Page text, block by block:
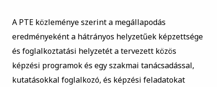
A PTE közleménye szerint a megállapodás
eredményeként a hátrányos helyzetűek képzettsége
és foglalkoztatási helyzetét a tervezett közös
képzési programok és egy szakmai tanácsadással,
kutatásokkal foglalkozó, és képzési feladatokat